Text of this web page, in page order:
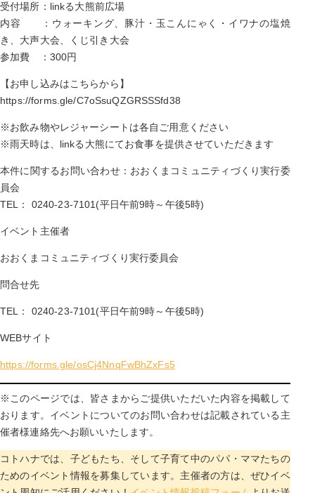
受付場所：linkる大熊前広場
内容 ：ウォーキング、豚汁・玉こんにゃく・イワナの塩焼
き、大声大会、くじ引き大会
参加費 ：300円
【お申し込みはこちらから】
https://forms.gle/C7oSsuQZGRSSSfd38
※お飲み物やレジャーシートは各自ご用意ください
※雨天時は、linkる大熊にてお食事を提供させていただきます
本件に関するお問い合わせ：おおくまコミュニティづくり実行委
員会
TEL： 0240-23-7101(平日午前9時～午後5時)
イベント主催者
おおくまコミュニティづくり実行委員会
問合せ先
TEL： 0240-23-7101(平日午前9時～午後5時)
WEBサイト
https://forms.gle/osCj4NnqFwBhZxFs5
※このページでは、皆さまからご提供いただいた内容を掲載して
おります。イベントについてのお問い合わせは記載されている主
催者様連絡先へお願いいたします。
コトハナでは、子どもたち、そして子育て中のパパ・ママたちの
ためのイベント情報を募集しています。主催者の方は、ぜひイベ